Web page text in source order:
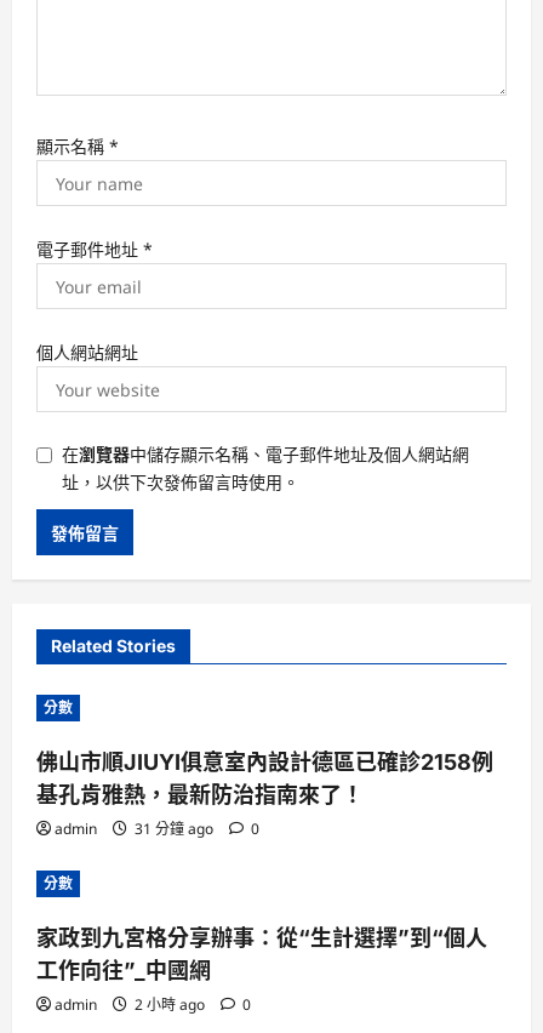
顯示名稱 *
電子郵件地址 *
個人網站網址
在瀏覽器中儲存顯示名稱、電子郵件地址及個人網站網
址，以供下次發佈留言時使用。
Related Stories
分數
佛山市順JIUYI俱意室內設計德區已確診2158例
基孔肯雅熱，最新防治指南來了！
admin 31 分鐘 ago 0
分數
家政到九宮格分享辦事：從“生計選擇”到“個人
工作向往”_中國網
admin 2 小時 ago 0